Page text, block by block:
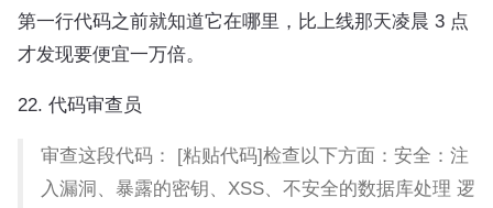
第一行代码之前就知道它在哪里，比上线那天凌晨 3 点
才发现要便宜一万倍。
22. 代码审查员
审查这段代码： [粘贴代码]检查以下方面：安全：注
入漏洞、暴露的密钥、XSS、不安全的数据库处理 逻